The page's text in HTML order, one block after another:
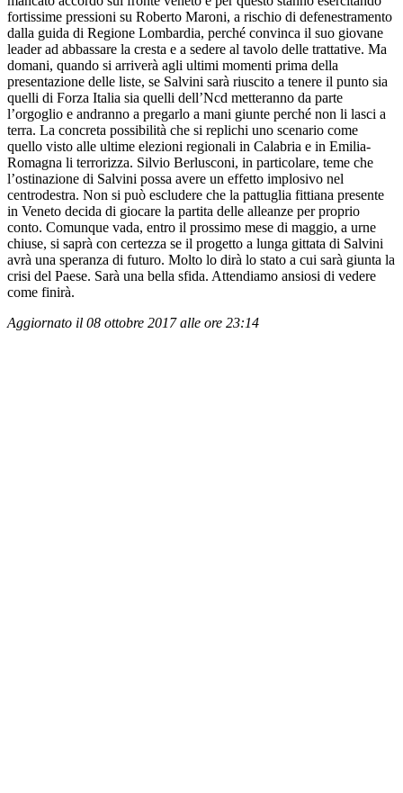
fortissime pressioni su Roberto Maroni, a rischio di defenestramento
dalla guida di Regione Lombardia, perché convinca il suo giovane
leader ad abbassare la cresta e a sedere al tavolo delle trattative. Ma
domani, quando si arriverà agli ultimi momenti prima della
presentazione delle liste, se Salvini sarà riuscito a tenere il punto sia
quelli di Forza Italia sia quelli dell’Ncd metteranno da parte
l’orgoglio e andranno a pregarlo a mani giunte perché non li lasci a
terra. La concreta possibilità che si replichi uno scenario come
quello visto alle ultime elezioni regionali in Calabria e in Emilia-
Romagna li terrorizza. Silvio Berlusconi, in particolare, teme che
l’ostinazione di Salvini possa avere un effetto implosivo nel
centrodestra. Non si può escludere che la pattuglia fittiana presente
in Veneto decida di giocare la partita delle alleanze per proprio
conto. Comunque vada, entro il prossimo mese di maggio, a urne
chiuse, si saprà con certezza se il progetto a lunga gittata di Salvini
avrà una speranza di futuro. Molto lo dirà lo stato a cui sarà giunta la
crisi del Paese. Sarà una bella sfida. Attendiamo ansiosi di vedere
come finirà.
Aggiornato il 08 ottobre 2017 alle ore 23:14